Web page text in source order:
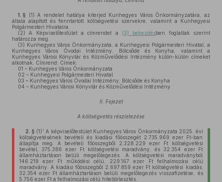
1. § (1) A rendelet hatálya kiterjed Kunhegyes Város Önkormányzatára, az
általa alapított és fenntartott költségvetési szervekre, valamint a Kunhegyesi
Polgármesteri Hivatalra.
(2) A Képviselőtestület a címrendet a (3) bekezdésben foglaltak szerint
határozza meg.
(3) Kunhegyes Város Önkormányzata, a Kunhegyesi Polgármesteri Hivatal, a
Kunhegyes Város Óvodai Intézmény, Bölcsőde és Konyha, valamint a
Kunhegyes Városi Könyvtár és Közművelődési Intézmény külön-külön címeket
alkotnak. Címrend: Címek:
01 – Kunhegyes Város Önkormányzata
02 – Kunhegyesi Polgármesteri Hivatal
03 – Kunhegyes Város Óvodai Intézmény, Bölcsőde és Konyha
04 – Kunhegyes Városi Könyvtár és Közművelődési Intézmény
II. Fejezet
A költségvetés részletezése
2. § (1) 1 A képviselőtestület Kunhegyes Város Önkormányzata 2025. évi
költségvetésének bevételi és kiadási főösszegét 2.735.969 ezer Ft-ban
állapítja meg. A bevételi főösszegből 2.328.229 ezer Ft költségvetési
bevétel, 375.386 ezer Ft költségvetési maradvány, és 32.354 ezer Ft
államháztartáson belüli megelőlegezés. A költségvetési maradványból
146.219 ezer Ft működési célú, 229.167 ezer Ft felhalmozási célú
maradvány. A kiadási főösszegből 2.697.859 ezer Ft költségvetési kiadás,
32.354 ezer Ft államháztartáson belüli megelőlegezés visszafizetése, és
5.756 ezer Ft a felhalmozási célú hiteltörlesztés.